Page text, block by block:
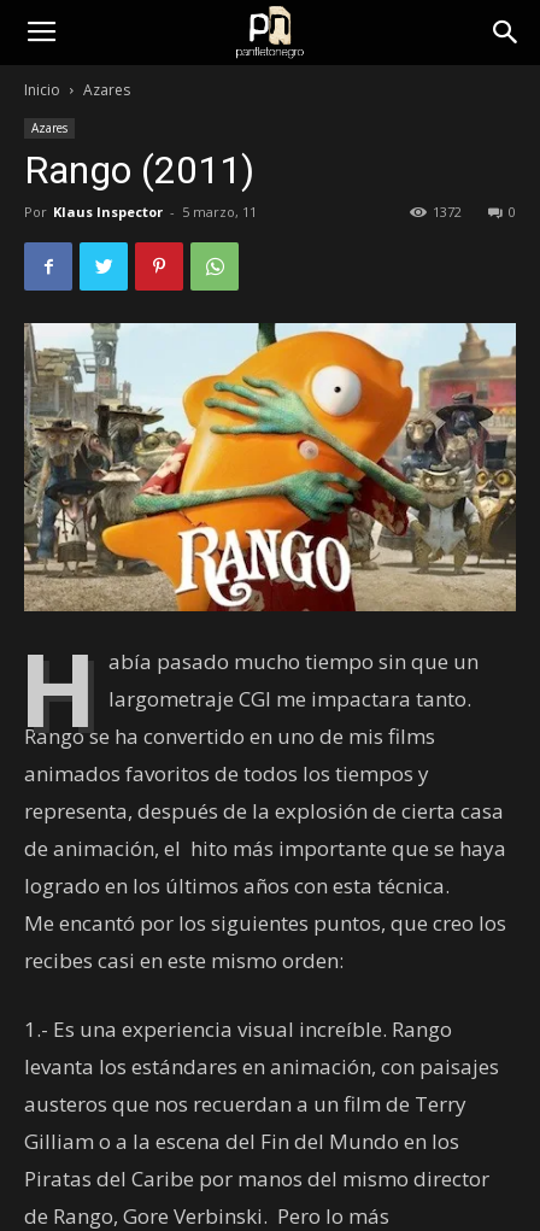
panfletonegro
Inicio Azares
Azares
Rango (2011)
Por Klaus Inspector - 5 marzo, 11 0
1372
H abía pasado mucho tiempo sin que un
largometraje CGI me impactara tanto.
Rango se ha convertido en uno de mis films
animados favoritos de todos los tiempos y
representa, después de la explosión de cierta casa
de animación, el hito más importante que se haya
logrado en los últimos años con esta técnica.
Me encantó por los siguientes puntos, que creo los
recibes casi en este mismo orden:
1.- Es una experiencia visual increíble. Rango
levanta los estándares en animación, con paisajes
austeros que nos recuerdan a un film de Terry
Gilliam o a la escena del Fin del Mundo en los
Piratas del Caribe por manos del mismo director
de Rango, Gore Verbinski. Pero lo más